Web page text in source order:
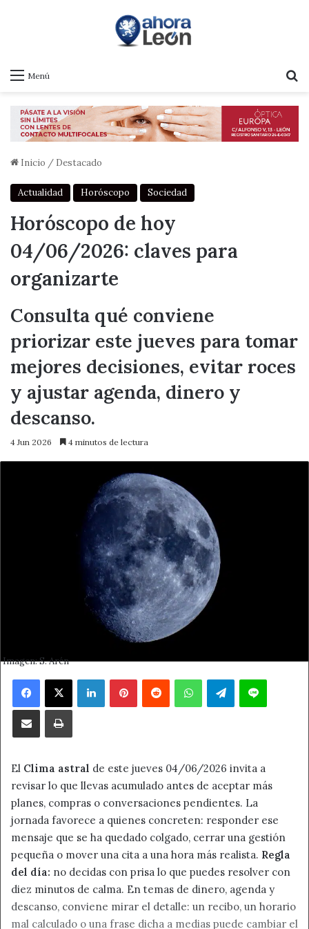
Menú
Inicio / Destacado
Actualidad Horóscopo Sociedad
Horóscopo de hoy
04/06/2026: claves para
organizarte
Consulta qué conviene
priorizar este jueves para tomar
mejores decisiones, evitar roces
y ajustar agenda, dinero y
descanso.
4 Jun 2026 4 minutos de lectura
Imagen: S. Arén
Facebook
X LinkedInPinterestReddit WhatsAppTelegramLine
Compartir por correo electrónicoImprimir
El Clima astral de este jueves 04/06/2026 invita a
revisar lo que llevas acumulado antes de aceptar más
planes, compras o conversaciones pendientes. La
jornada favorece a quienes concreten: responder ese
mensaje que se ha quedado colgado, cerrar una gestión
pequeña o mover una cita a una hora más realista. Regla
del día: no decidas con prisa lo que puedes resolver con
diez minutos de calma. En temas de dinero, agenda y
descanso, conviene mirar el detalle: un recibo, un horario
mal calculado o una frase dicha a medias puede cambiar el